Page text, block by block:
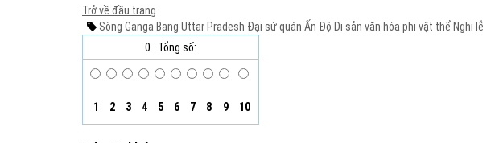
Trở về đầu trang
Sông Ganga Bang Uttar Pradesh Đại sứ quán Ấn Độ Di sản văn hóa phi vật thể Nghi lễ
0
Tổng số:
1 2 3 4 5 6 7 8 9 10